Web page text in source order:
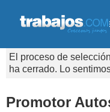
El proceso de
ha cerrado. Lo
Promotor